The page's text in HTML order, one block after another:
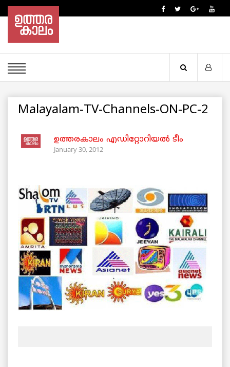
Malayalam-TV-Channels-ON-PC-2
ഉത്തരകാലം എഡിറ്റോറിയല്‍ ടീം
January 30, 2012